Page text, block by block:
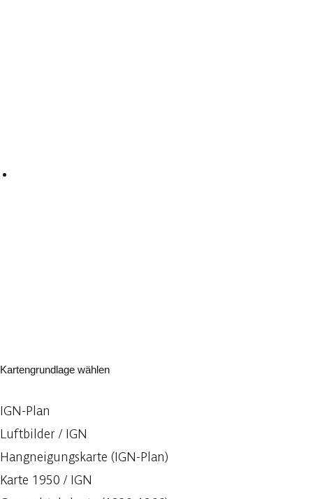
Kartengrundlage wählen
IGN-Plan
Luftbilder / IGN
Hangneigungskarte (IGN-Plan)
Karte 1950 / IGN